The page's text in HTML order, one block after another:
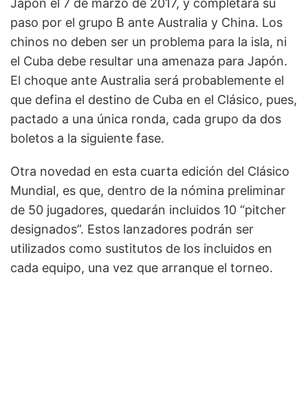
paso por el grupo B ante Australia y China. Los
chinos no deben ser un problema para la isla, ni
el Cuba debe resultar una amenaza para Japón.
El choque ante Australia será probablemente el
que defina el destino de Cuba en el Clásico, pues,
pactado a una única ronda, cada grupo da dos
boletos a la siguiente fase.
Otra novedad en esta cuarta edición del Clásico
Mundial, es que, dentro de la nómina preliminar
de 50 jugadores, quedarán incluidos 10 “pitcher
designados”. Estos lanzadores podrán ser
utilizados como sustitutos de los incluidos en
cada equipo, una vez que arranque el torneo.